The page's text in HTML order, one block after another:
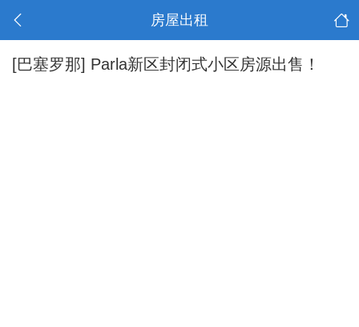
房屋出租
[巴塞罗那] Parla新区封闭式小区房源出售！